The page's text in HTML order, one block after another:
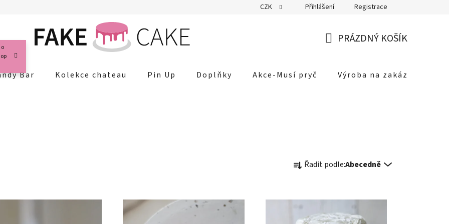
CZK Přihlášení Registrace
KOŠÍK
PRÁZDNÝ KOŠÍK
Bar Kolekce chateau Pin Up Doplňky Akce-Musí pryč Výroba na zakázku
a
e
Řadit podle:Abecedně